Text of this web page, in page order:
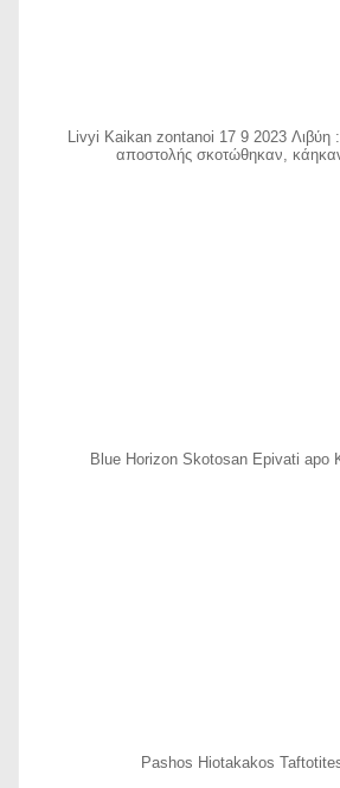
Livyi Kaikan zontanoi 17 9 2023 Λιβύη
αποστολής σκοτώθηκαν,
Blue Horizon Skotosan Epivati apo
Pashos Hiotakakos